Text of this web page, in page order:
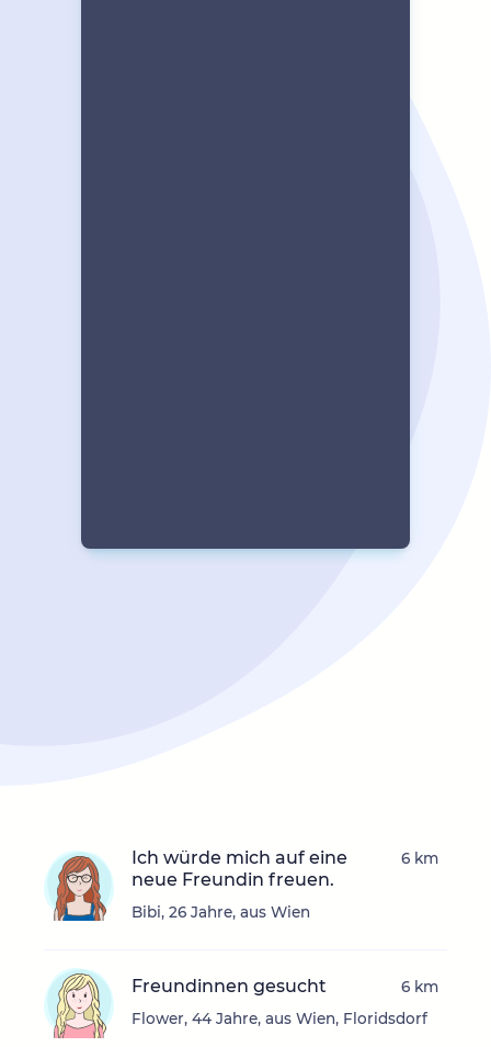
Ich würde mich auf eine
neue Freundin freuen.
Bibi, 26 Jahre, aus Wien
6 km
Freundinnen gesucht
Flower, 44 Jahre, aus Wien, Floridsdorf
6 km